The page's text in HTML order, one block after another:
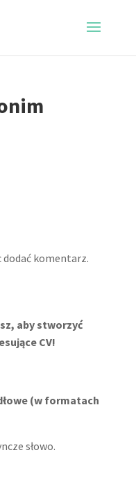
dodać komentarz.
aby stworzyć
CV!
(w formatach
słowo.